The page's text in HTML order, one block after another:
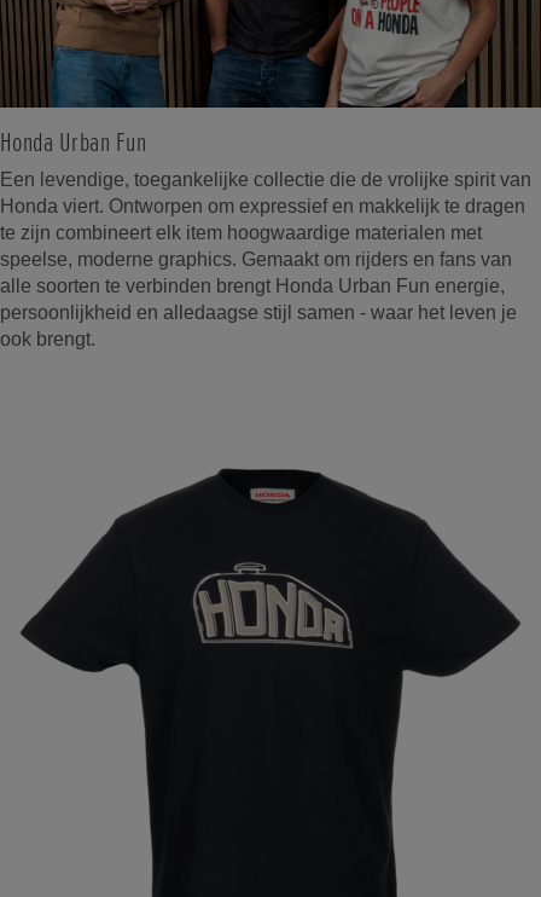
Honda Urban Fun
Een levendige, toegankelijke collectie die de vrolijke spirit van
Honda viert. Ontworpen om expressief en makkelijk te dragen
te zijn combineert elk item hoogwaardige materialen met
speelse, moderne graphics. Gemaakt om rijders en fans van
alle soorten te verbinden brengt Honda Urban Fun energie,
persoonlijkheid en alledaagse stijl samen - waar het leven je
ook brengt.